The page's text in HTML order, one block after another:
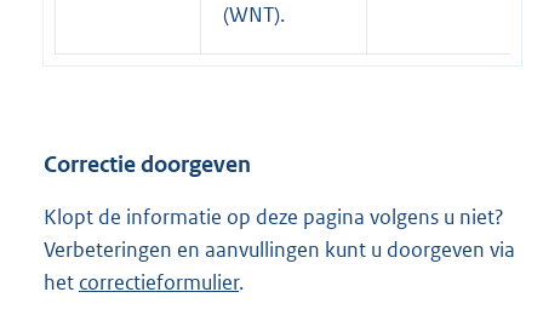
i
n
(WNT).
Correctie doorgeven
Klopt de informatie op deze pagina volgens u niet?
Verbeteringen en aanvullingen kunt u doorgeven via
het correctieformulier.